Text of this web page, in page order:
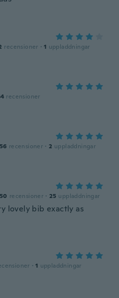
recensioner · 1 uppladdningar
recensioner
recensioner · 2 uppladdningar
recensioner · 25 uppladdningar
lovely bib exactly as
· 1 uppladdningar